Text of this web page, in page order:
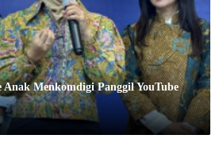
Anak Menkomdigi Panggil YouTube